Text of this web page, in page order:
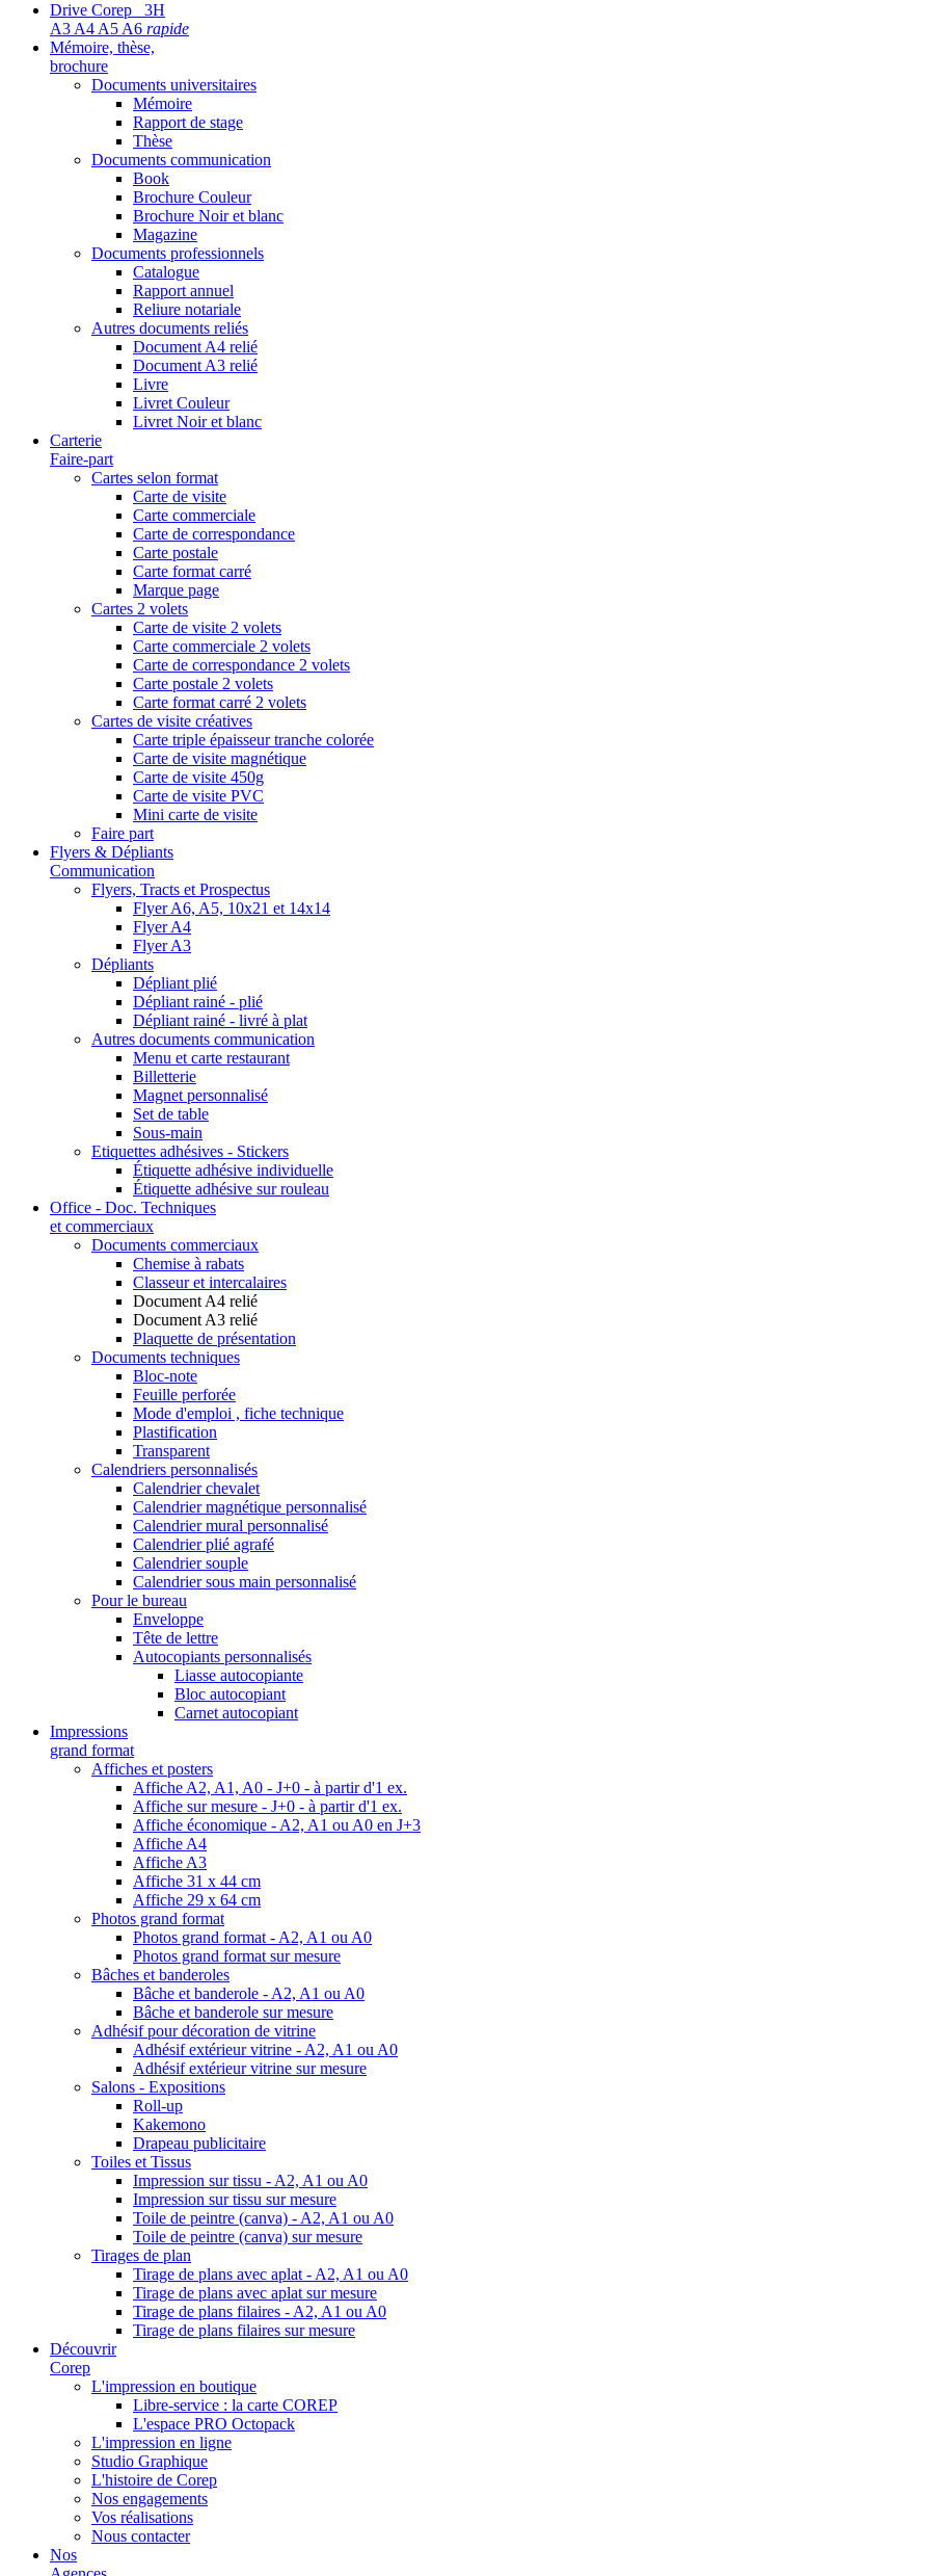
Drive Corep 3H
A3 A4 A5 A6 rapide
Mémoire, thèse,
brochure
Documents universitaires
Mémoire
Rapport de stage
Thèse
Documents communication
Book
Brochure Couleur
Brochure Noir et blanc
Magazine
Documents professionnels
Catalogue
Rapport annuel
Reliure notariale
Autres documents reliés
Document A4 relié
Document A3 relié
Livre
Livret Couleur
Livret Noir et blanc
Carterie
Faire-part
Cartes selon format
Carte de visite
Carte commerciale
Carte de correspondance
Carte postale
Carte format carré
Marque page
Cartes 2 volets
Carte de visite 2 volets
Carte commerciale 2 volets
Carte de correspondance 2 volets
Carte postale 2 volets
Carte format carré 2 volets
Cartes de visite créatives
Carte triple épaisseur tranche colorée
Carte de visite magnétique
Carte de visite 450g
Carte de visite PVC
Mini carte de visite
Faire part
Flyers & Dépliants
Communication
Flyers, Tracts et Prospectus
Flyer A6, A5, 10x21 et 14x14
Flyer A4
Flyer A3
Dépliants
Dépliant plié
Dépliant rainé - plié
Dépliant rainé - livré à plat
Autres documents communication
Menu et carte restaurant
Billetterie
Magnet personnalisé
Set de table
Sous-main
Etiquettes adhésives - Stickers
Étiquette adhésive individuelle
Étiquette adhésive sur rouleau
Office - Doc. Techniques
et commerciaux
Documents commerciaux
Chemise à rabats
Classeur et intercalaires
Document A4 relié
Document A3 relié
Plaquette de présentation
Documents techniques
Bloc-note
Feuille perforée
Mode d'emploi , fiche technique
Plastification
Transparent
Calendriers personnalisés
Calendrier chevalet
Calendrier magnétique personnalisé
Calendrier mural personnalisé
Calendrier plié agrafé
Calendrier souple
Calendrier sous main personnalisé
Pour le bureau
Enveloppe
Tête de lettre
Autocopiants personnalisés
Liasse autocopiante
Bloc autocopiant
Carnet autocopiant
Impressions
grand format
Affiches et posters
Affiche A2, A1, A0 - J+0 - à partir d'1 ex.
Affiche sur mesure - J+0 - à partir d'1 ex.
Affiche économique - A2, A1 ou A0 en J+3
Affiche A4
Affiche A3
Affiche 31 x 44 cm
Affiche 29 x 64 cm
Photos grand format
Photos grand format - A2, A1 ou A0
Photos grand format sur mesure
Bâches et banderoles
Bâche et banderole - A2, A1 ou A0
Bâche et banderole sur mesure
Adhésif pour décoration de vitrine
Adhésif extérieur vitrine - A2, A1 ou A0
Adhésif extérieur vitrine sur mesure
Salons - Expositions
Roll-up
Kakemono
Drapeau publicitaire
Toiles et Tissus
Impression sur tissu - A2, A1 ou A0
Impression sur tissu sur mesure
Toile de peintre (canva) - A2, A1 ou A0
Toile de peintre (canva) sur mesure
Tirages de plan
Tirage de plans avec aplat - A2, A1 ou A0
Tirage de plans avec aplat sur mesure
Tirage de plans filaires - A2, A1 ou A0
Tirage de plans filaires sur mesure
Découvrir
Corep
L'impression en boutique
Libre-service : la carte COREP
L'espace PRO Octopack
L'impression en ligne
Studio Graphique
L'histoire de Corep
Nos engagements
Vos réalisations
Nous contacter
Nos